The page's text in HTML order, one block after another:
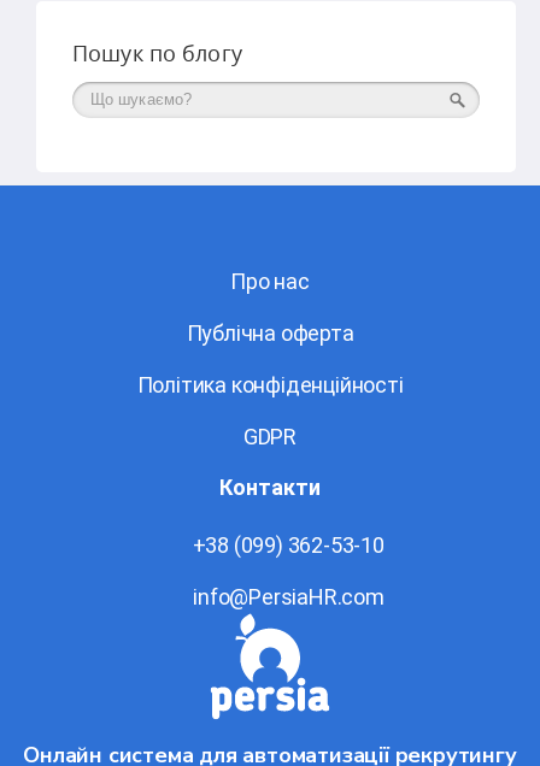
Пошук по блогу
Поиск
Онлайн система для автоматизації рекрутингу
Про нас
Публічна оферта
Політика конфіденційності
GDPR
Контакти
+38 (099) 362-53-10
info@PersiaHR.com